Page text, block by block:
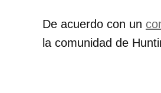
De acuerdo con un
la comunidad de